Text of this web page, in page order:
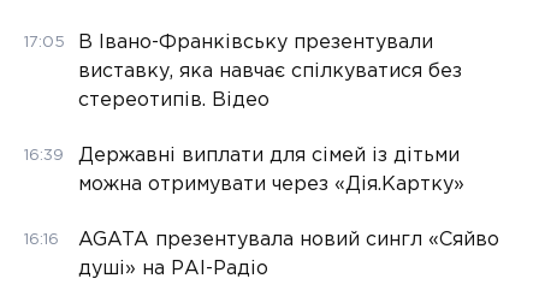
17:05
В Івано-Франківську презентували
виставку, яка навчає спілкуватися без
стереотипів. Відео
16:39
Державні виплати для сімей із дітьми
можна отримувати через «Дія.Картку»
16:16
AGATA презентувала новий сингл «Сяйво
душі» на РАІ-Радіо